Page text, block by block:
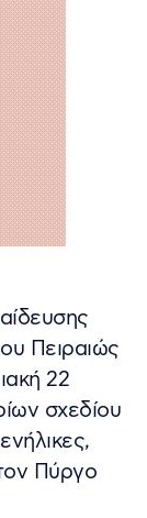
Πειραιώς
22
σχεδίου
Πύργο